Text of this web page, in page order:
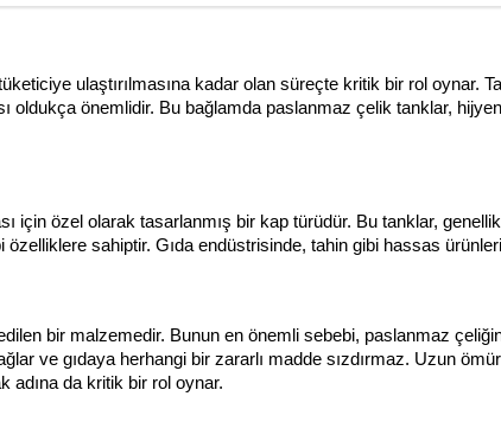
ulaştırılmasına kadar olan süreçte kritik bir rol oynar.
oldukça önemlidir. Bu bağlamda paslanmaz çelik tanklar,
için özel olarak tasarlanmış bir kap türüdür. Bu tanklar,
sahiptir. Gıda endüstrisinde, tahin gibi hassas
bir malzemedir. Bunun en önemli sebebi, paslanmaz
ve gıdaya herhangi bir zararlı madde sızdırmaz. Uzun
adına da kritik bir rol oynar.